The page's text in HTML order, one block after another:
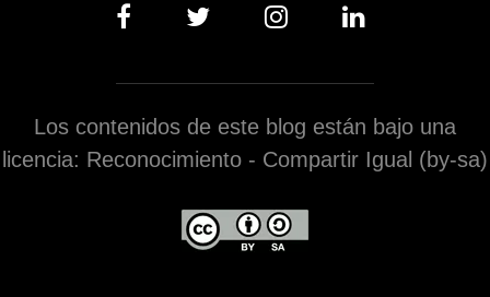
Los contenidos de este blog están bajo una
licencia: Reconocimiento - Compartir Igual (by-sa)